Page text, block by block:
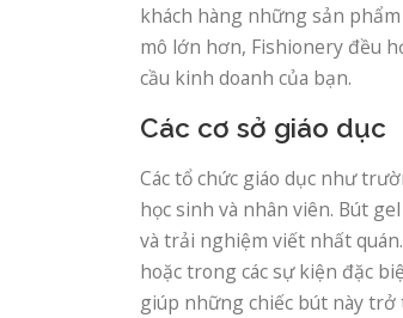
khách hàng những sản
mô lớn hơn, Fishionery đều
cầu kinh doanh của bạn.
Các cơ sở giáo dục
Các tổ chức giáo dục như
học sinh và nhân viên. Bút
và trải nghiệm viết nhất
hoặc trong các sự kiện đặc
giúp những chiếc bút này trở